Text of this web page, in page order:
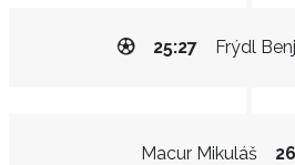
Frýdl
25:27
Macur Mikuláš